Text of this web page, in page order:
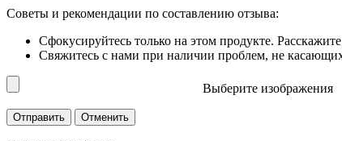
Советы и рекомендации по составлению отзыва:
Сфокусируйтесь только на этом продукте.
Свяжитесь с нами при наличии проблем, не
Выберите изображения